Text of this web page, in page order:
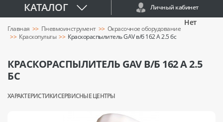
Нет
КАТАЛОГ Личный кабинет
Главная Пневмоинструмент
Окрасочное оборудование
Краскопульты
Краскораспылитель GAV в/б 162 А 2.5 бс
КРАСКОРАСПЫЛИТЕЛЬ GAV В/Б 162 А 2.5
БС
ХАРАКТЕРИСТИКИСЕРВИСНЫЕ ЦЕНТРЫ